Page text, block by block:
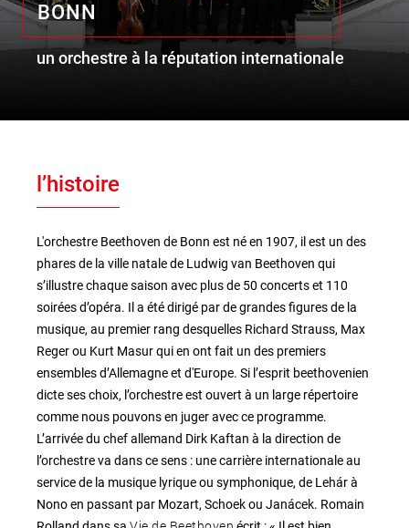
l'équipe
partenaires et mécènes
BONN
un orchestre à la réputation internationale
l’histoire
L'orchestre Beethoven de Bonn est né en 1907, il est un des
phares de la ville natale de Ludwig van Beethoven qui
s’illustre chaque saison avec plus de 50 concerts et 110
soirées d’opéra. Il a été dirigé par de grandes figures de la
musique, au premier rang desquelles Richard Strauss, Max
Reger ou Kurt Masur qui en ont fait un des premiers
ensembles d’Allemagne et d'Europe. Si l’esprit beethovenien
dicte ses choix, l’orchestre est ouvert à un large répertoire
comme nous pouvons en juger avec ce programme.
L’arrivée du chef allemand Dirk Kaftan à la direction de
l’orchestre va dans ce sens : une carrière internationale au
service de la musique lyrique ou symphonique, de Lehár à
Nono en passant par Mozart, Schoek ou Janácek. Romain